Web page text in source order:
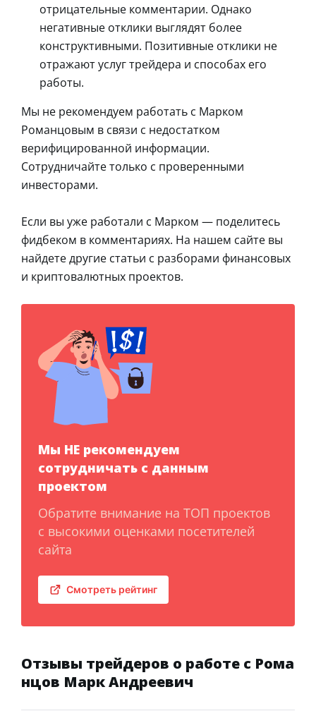
отрицательные комментарии. Однако
негативные отклики выглядят более
конструктивными. Позитивные отклики не
отражают услуг трейдера и способах его
работы.
Мы не рекомендуем работать с Марком
Романцовым в связи с недостатком
верифицированной информации.
Сотрудничайте только с проверенными
инвесторами.
Если вы уже работали с Марком — поделитесь
фидбеком в комментариях. На нашем сайте вы
найдете другие статьи с разборами финансовых
и криптовалютных проектов.
Мы НЕ рекомендуем
сотрудничать с данным
проектом
Обратите внимание на ТОП проектов
с высокими оценками посетителей
сайта
Смотреть рейтинг
Отзывы трейдеров о работе с Рома
нцов Марк Андреевич